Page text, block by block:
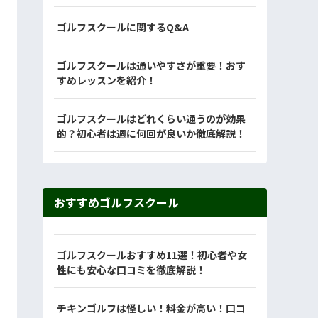
ゴルフスクールに関するQ&A
ゴルフスクールは通いやすさが重要！おす
すめレッスンを紹介！
ゴルフスクールはどれくらい通うのが効果
的？初心者は週に何回が良いか徹底解説！
おすすめゴルフスクール
ゴルフスクールおすすめ11選！初心者や女
性にも安心な口コミを徹底解説！
チキンゴルフは怪しい！料金が高い！口コ